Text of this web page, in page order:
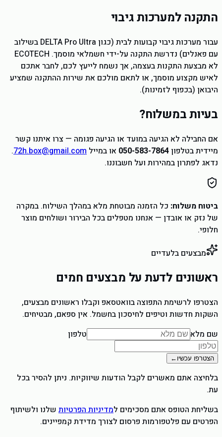
התקנה למערכות גיבוי
עבור מערכות גיבוי קבועות לבית (כגון DELTA Pro Ultra בשילוב
עם פאנלים) נדרשת התקנה על-ידי חשמלאי מוסמך. ECOTECH
לא מבצעת התקנות בעצמה, אך נשמח לייעץ לכם, לחבר אתכם
לאיש מקצוע מוסמך, או לתאם מולכם את שירות ההתקנה שמציע
היבואן (בכפוף לזמינות).
בעיות במשלוח?
אם החבילה לא הגיעה במועד או הגיעה פגומה — צרו איתנו קשר
מיידית בטלפון 050-583-7864 או במייל 72h.box@gmail.com
.
נדאג לפתרון במהירות ועל חשבוננו.
ביטוח משלוח: כל הזמנה מבוטחת מלא במהלך השילוח. במקרה
של נזק או אובדן — אנחנו מטפלים בכל הבירור ושולחים מוצר
חלופי.
מבצעים בלעדיים
ראשונים לדעת על מבצעים חמים
הצטרפו לרשימת התפוצה בוואטסאפ וקבלו ראשונים מבצעים,
השקות חדשות וטיפים לחיסכון בחשמל. אין ספאם, מבטיחים.
שם מלא
טלפון
הצטרפו עכשיו ←
בלחיצה אתם מאשרים לקבל הודעות שיווקיות. ניתן להסיר בכל
עת.
בשליחת הטופס אתם מסכימים למדיניות הפרטיות שלנו ולשיתוף
הפרטים עם פלטפורמות פרסום לצורך מדידת קמפיינים.